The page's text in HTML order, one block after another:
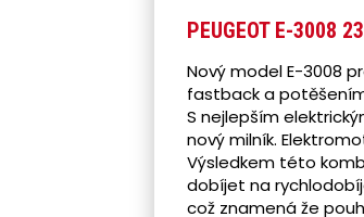
PEUGEOT E-3008
Nový model E-3008
fastback a
S nejlepším
nový milník.
Výsledkem této
dobíjet na
což znamená že